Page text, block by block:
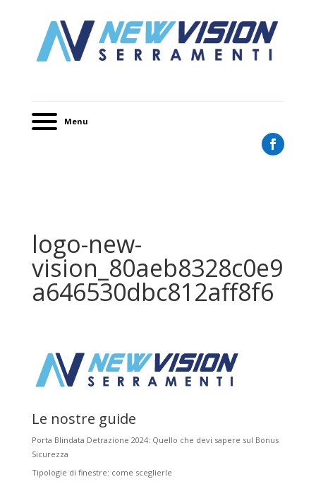
Menu
logo-new-
vision_80aeb8328c0e9
a646530dbc812aff8f6
Le nostre guide
Porta Blindata Detrazione 2024: Quello che devi sapere sul Bonus
Sicurezza
Tipologie di finestre: come sceglierle